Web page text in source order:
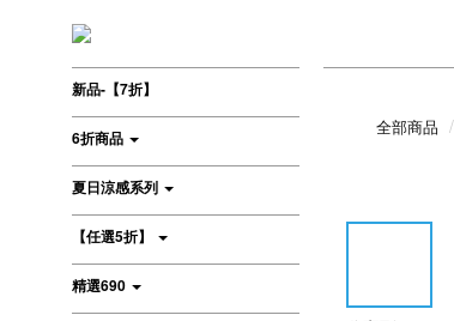
新品-【7折】
6折商品
夏日涼感系列
【任選5折】
精選690
全部商品